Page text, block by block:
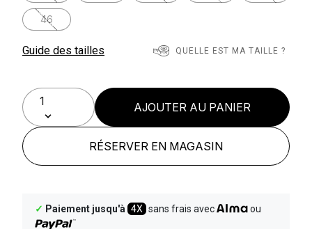
46
Guide des tailles QUELLE EST MA TAILLE ?
AJOUTER AU PANIER
RÉSERVER EN MAGASIN
✓ Paiement jusqu'à 4X sans frais avec ou